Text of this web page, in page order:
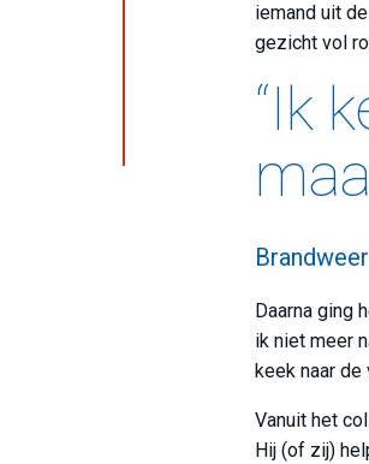
iemand uit
gezicht vol
“Ik
Daarna ging
ik niet meer
keek naar de
Vanuit het
Hij (of zij)